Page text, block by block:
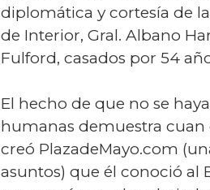
diplomática y cortesía de
de Interior, Gral. Albano
Fulford, casados por 54
El hecho de que no se
humanas demuestra cuan
creó PlazadeMayo.com
asuntos) que él conoció al